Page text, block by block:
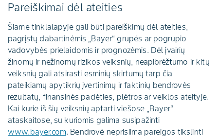
Pareiškimai dėl ateities
Šiame tinklalapyje gali būti pareiškimų dėl ateities,
pagrįstų dabartinėmis „Bayer“ grupės ar pogrupio
vadovybės prielaidomis ir prognozėmis. Dėl įvairių
žinomų ir nežinomų rizikos veiksnių, neapibrėžtumo ir kitų
veiksnių gali atsirasti esminių skirtumų tarp čia
pateikiamų apytikrių įvertinimų ir faktinių bendrovės
rezultatų, finansinės padėties, plėtros ar veiklos ateityje.
Kai kurie iš šių veiksnių aptarti viešose „Bayer“
ataskaitose, su kuriomis galima susipažinti
www.bayer.com. Bendrovė neprisiima pareigos tikslinti